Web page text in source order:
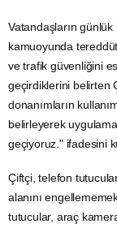
Vatandaşların günlük
kamuoyunda
ve trafik güvenliğini
geçirdiklerini belirten
donanımların
belirleyerek
geçiyoruz." ifadesini
Çiftçi, telefon
alanını
tutucular, araç